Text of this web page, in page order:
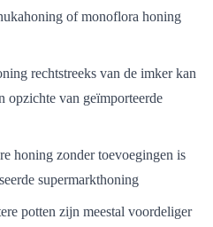
of monoflora honing
rechtstreeks van de imker kan
opzichte van geïmporteerde
honing zonder toevoegingen is
supermarkthoning
potten zijn meestal voordeliger